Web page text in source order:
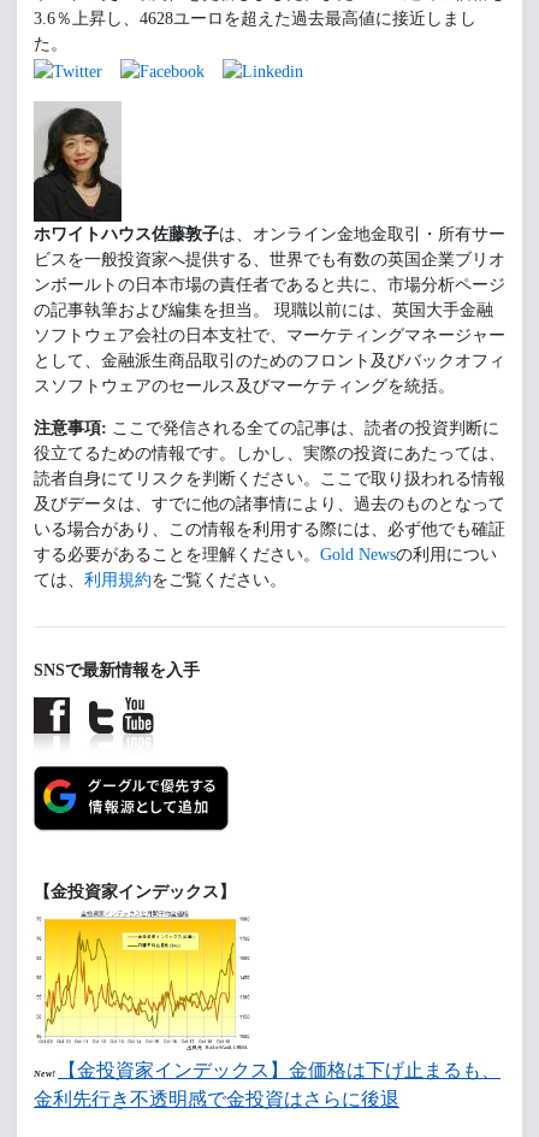
3.6％上昇し、4628ユーロを超えた過去最高値に接近しまし
た。
ホワイトハウス佐藤敦子は、オンライン金地金取引・所有サー
ビスを一般投資家へ提供する、世界でも有数の英国企業ブリオ
ンボールトの日本市場の責任者であると共に、市場分析ページ
の記事執筆および編集を担当。 現職以前には、英国大手金融
ソフトウェア会社の日本支社で、マーケティングマネージャー
として、金融派生商品取引のためのフロント及びバックオフィ
スソフトウェアのセールス及びマーケティングを統括。
注意事項: ここで発信される全ての記事は、読者の投資判断に
役立てるための情報です。しかし、実際の投資にあたっては、
読者自身にてリスクを判断ください。ここで取り扱われる情報
及びデータは、すでに他の諸事情により、過去のものとなって
いる場合があり、この情報を利用する際には、必ず他でも確証
する必要があることを理解ください。 Gold Newsの利用につい
ては、 利用規約をご覧ください。
SNSで最新情報を入手
【金投資家インデックス】
New!
【金投資家インデックス】金価格は下げ止まるも、
金利先行き不透明感で金投資はさらに後退